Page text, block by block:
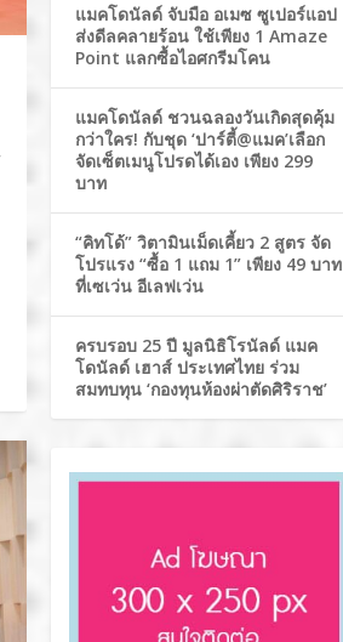
แมคโดนัลด์ จับมือ อเมซ ซูเปอร์แอป
ส่งดีลคลายร้อน ใช้เพียง 1 Amaze
Point แลกซื้อไอศกรีมโคน
แมคโดนัลด์ ชวนฉลองวันเกิดสุดคุ้ม
กว่าใคร! กับชุด ‘ปาร์ตี้@แมค’เลือก
จัดเซ็ตเมนูโปรดได้เอง เพียง 299
บาท
“คิทโด้” วิตามินเม็ดเคี้ยว 2 สูตร จัด
โปรแรง “ซื้อ 1 แถม 1” เพียง 49 บาท
ที่เซเว่น อีเลฟเว่น
ครบรอบ 25 ปี มูลนิธิโรนัลด์ แมค
โดนัลด์ เฮาส์ ประเทศไทย ร่วม
สมทบทุน ‘กองทุนห้องผ่าตัดศิริราช’